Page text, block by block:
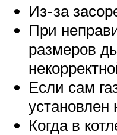
Из-за
При
размеров
Если сам
установлен
Когда в